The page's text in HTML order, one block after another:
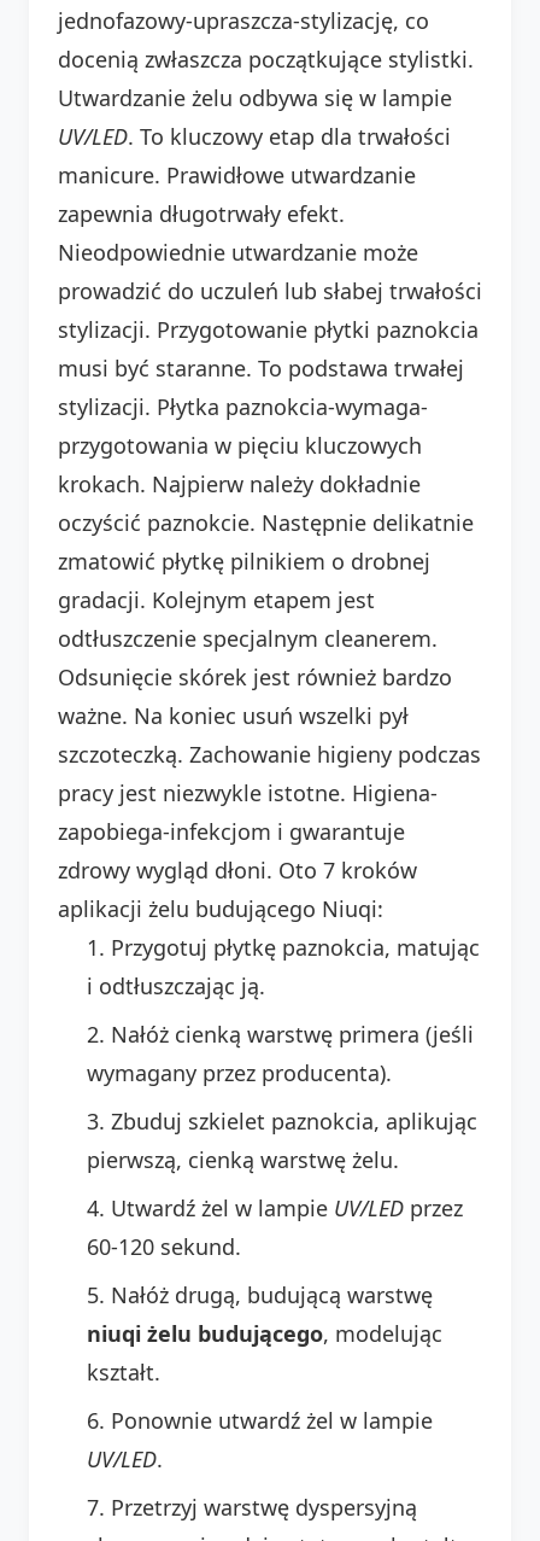
jednofazowy-upraszcza-stylizację, co
docenią zwłaszcza początkujące stylistki.
Utwardzanie żelu odbywa się w lampie
UV/LED. To kluczowy etap dla trwałości
manicure. Prawidłowe utwardzanie
zapewnia długotrwały efekt.
Nieodpowiednie utwardzanie może
prowadzić do uczuleń lub słabej trwałości
stylizacji. Przygotowanie płytki paznokcia
musi być staranne. To podstawa trwałej
stylizacji. Płytka paznokcia-wymaga-
przygotowania w pięciu kluczowych
krokach. Najpierw należy dokładnie
oczyścić paznokcie. Następnie delikatnie
zmatowić płytkę pilnikiem o drobnej
gradacji. Kolejnym etapem jest
odtłuszczenie specjalnym cleanerem.
Odsunięcie skórek jest również bardzo
ważne. Na koniec usuń wszelki pył
szczoteczką. Zachowanie higieny podczas
pracy jest niezwykle istotne. Higiena-
zapobiega-infekcjom i gwarantuje
zdrowy wygląd dłoni. Oto 7 kroków
aplikacji żelu budującego Niuqi:
Przygotuj płytkę paznokcia, matując
i odtłuszczając ją.
Nałóż cienką warstwę primera (jeśli
wymagany przez producenta).
Zbuduj szkielet paznokcia, aplikując
pierwszą, cienką warstwę żelu.
Utwardź żel w lampie UV/LED przez
60-120 sekund.
Nałóż drugą, budującą warstwę
niuqi żelu budującego, modelując
kształt.
Ponownie utwardź żel w lampie
UV/LED.
Przetrzyj warstwę dyspersyjną